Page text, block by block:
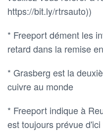
https://bit.ly/rtrsauto))
* Freeport dément les
retard dans la remise
* Grasberg est la
cuivre au monde
* Freeport indique à
est toujours prévue